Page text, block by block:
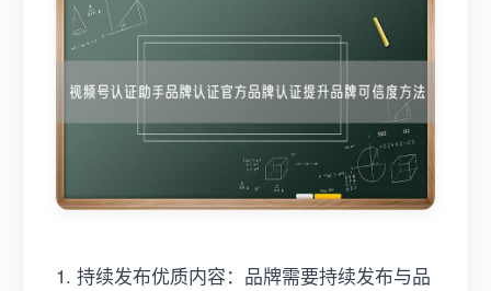
1. 持续发布优质内容：品牌需要持续发布与品